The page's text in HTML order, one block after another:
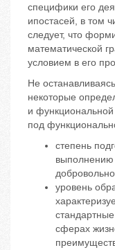
специфики его
ипостасей, в том
следует, что
математической
условием в его
Не
некоторые
и функциональной
под
степень
выполнению
уровень
сферах